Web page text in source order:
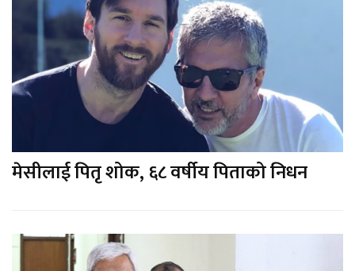
मेसीलाई पितृ शोक, ६८ वर्षीय पिताको निधन